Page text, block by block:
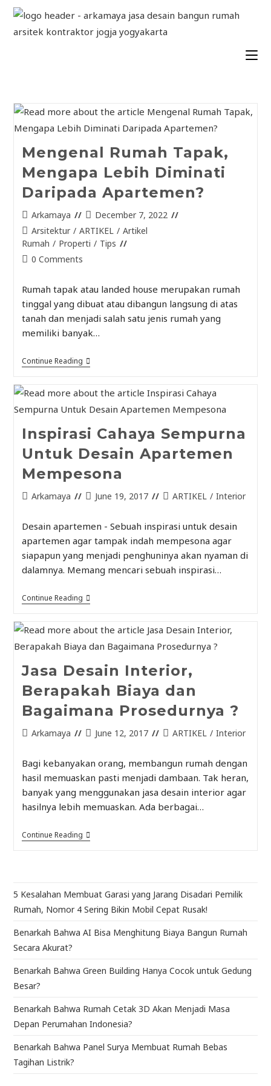
Mengenal Rumah Tapak,
Mengapa Lebih Diminati
Daripada Apartemen?
Arkamaya
December 7, 2022
Arsitektur / ARTIKEL / Artikel
Rumah / Properti / Tips
0 Comments
Rumah tapak atau landed house merupakan rumah
tinggal yang dibuat atau dibangun langsung di atas
tanah dan menjadi salah satu jenis rumah yang
memiliki banyak…
Continue Reading
Inspirasi Cahaya Sempurna
Untuk Desain Apartemen
Mempesona
Arkamaya June 19, 2017 ARTIKEL / Interior
Desain apartemen - Sebuah inspirasi untuk desain
apartemen agar tampak indah mempesona agar
siapapun yang menjadi penghuninya akan nyaman di
dalamnya. Memang mencari sebuah inspirasi…
Continue Reading
Jasa Desain Interior,
Berapakah Biaya dan
Bagaimana Prosedurnya ?
Arkamaya June 12, 2017 ARTIKEL / Interior
Bagi kebanyakan orang, membangun rumah dengan
hasil memuaskan pasti menjadi dambaan. Tak heran,
banyak yang menggunakan jasa desain interior agar
hasilnya lebih memuaskan. Ada berbagai…
Continue Reading
5 Kesalahan Membuat Garasi yang Jarang Disadari Pemilik
Rumah, Nomor 4 Sering Bikin Mobil Cepat Rusak!
Benarkah Bahwa AI Bisa Menghitung Biaya Bangun Rumah
Secara Akurat?
Benarkah Bahwa Green Building Hanya Cocok untuk Gedung
Besar?
Benarkah Bahwa Rumah Cetak 3D Akan Menjadi Masa
Depan Perumahan Indonesia?
Benarkah Bahwa Panel Surya Membuat Rumah Bebas
Tagihan Listrik?